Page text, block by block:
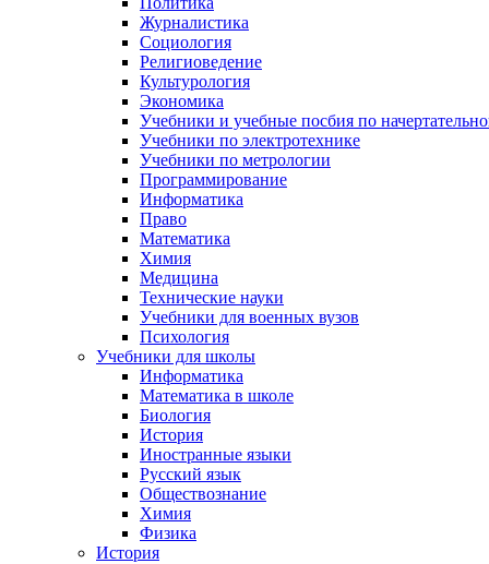
Журналистика
Социология
Религиоведение
Культурология
Экономика
Учебники и учебные посбия по
Учебники по электротехнике
Учебники по метрологии
Программирование
Информатика
Право
Математика
Химия
Медицина
Технические науки
Учебники для военных вузов
Психология
Учебники для школы
Информатика
Математика в школе
Биология
История
Иностранные языки
Русский язык
Обществознание
Химия
Физика
История